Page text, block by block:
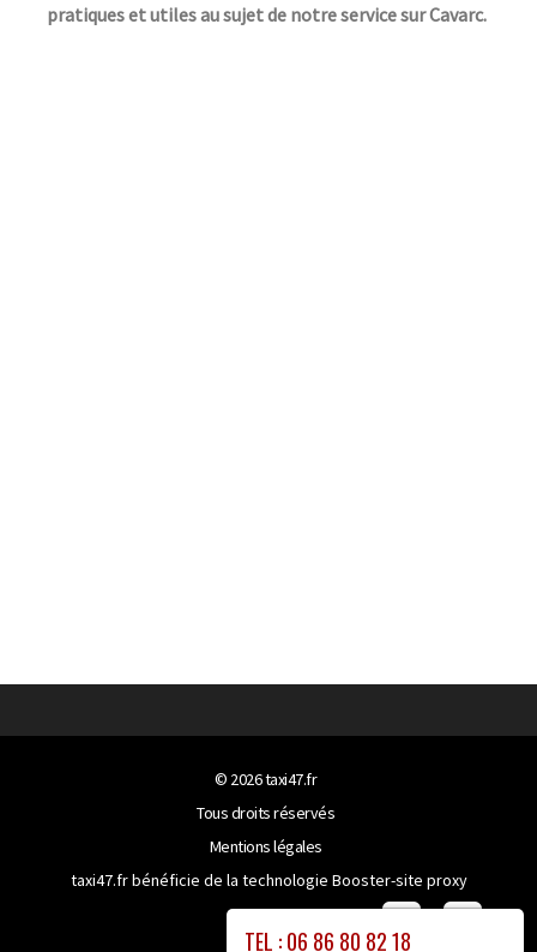
pratiques et utiles au sujet de notre service sur Cavarc.
TEL : 06 86 80 82 18
© 2026taxi47.fr
Tous droits réservés
Mentions légales
taxi47.fr bénéficie de la technologie Booster-site proxy